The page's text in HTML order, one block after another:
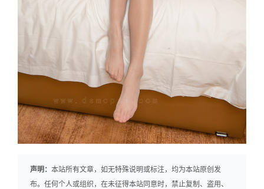
声明： 本站所有文章，如无特殊说明或标注，均为本站原创发
布。任何个人或组织，在未征得本站同意时，禁止复制、盗用、